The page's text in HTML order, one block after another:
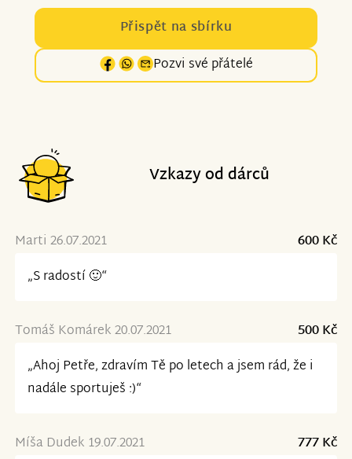
Přispět na sbírku
Pozvi své přátelé
Vzkazy od dárců
Marti 26.07.2021
600 Kč
„S radostí 🙂“
Tomáš Komárek 20.07.2021
500 Kč
„Ahoj Petře, zdravím Tě po letech a jsem rád, že i
nadále sportuješ :)“
Míša Dudek 19.07.2021
777 Kč